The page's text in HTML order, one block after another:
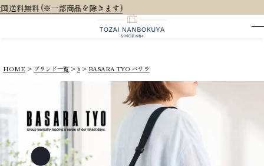
HOME ブランド一覧 b BASARA TYO バサラ